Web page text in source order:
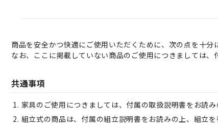
商品を安全かつ快適にご使用いただくために、次の点を十分
なお、ここに掲載していない商品のご使用につきましては、
共通事項
家具のご使用につきましては、付属の取扱説明書をお読
組立式の商品は、付属の組立説明書をお読みの上、組立を